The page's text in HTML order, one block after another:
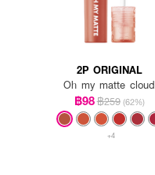
2P ORIGINAL
Oh my matte cloud
฿98฿259 (62%)
+4